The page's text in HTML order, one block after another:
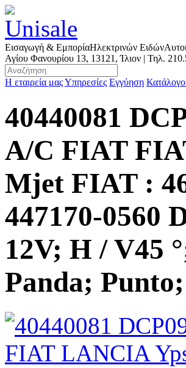
Εισαγωγή & ΕμπορίαΗλεκτρινών Ειδών
Αγίου Φανουρίου 13, 13121, Ίλιον | Τηλ.
Η εταιρεία μαςΥπηρεσίες Εγγύηση
40440081
A/C FIAT
Mjet FIAT :
447170-0560
12V; H / V45
Panda;